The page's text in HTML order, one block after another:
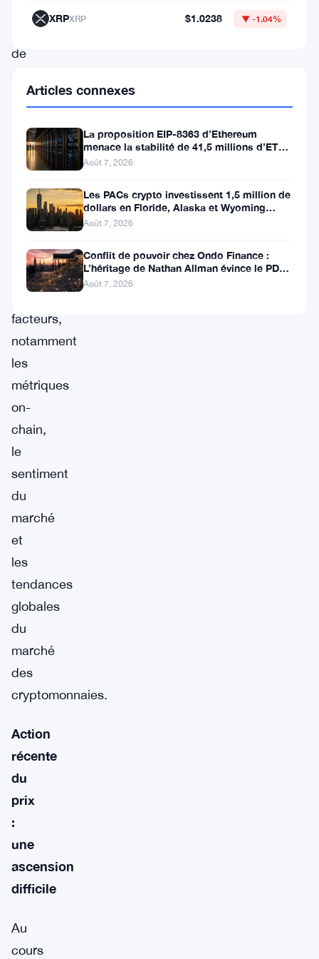
baisse
notable
de
valeur,
future
prix
ADA
dépend
plusieurs
facteurs,
notamment
les
métriques
on-
chain,
le
sentiment
du
marché
et
les
tendances
globales
du
marché
des
cryptomonnaies.
Action
récente
du
prix
:
une
ascension
difficile
Au
cours
XRPXRP $1.0238 ▼ -1.04%
Articles connexes
La proposition EIP-8363 d’Ethereum
menace la stabilité de 41,5 millions d’ETH
stakés et de la DeFi
Août 7, 2026
Les PACs crypto investissent 1,5 million de
dollars en Floride, Alaska et Wyoming
après un revers au Michigan
Août 7, 2026
Conflit de pouvoir chez Ondo Finance :
L’héritage de Nathan Allman évince le PDG
Ian De Bode le 24 juillet
Août 7, 2026